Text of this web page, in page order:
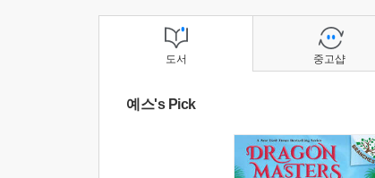
도서
예스's Pick
중고샵